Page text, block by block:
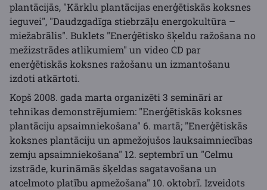
plantācijās, "Kārklu plantācijas enerģētiskās koksnes
ieguvei", "Daudzgadīga stiebrzāļu energokultūra –
miežabrālis". Buklets "Enerģētisko šķeldu ražošana no
mežizstrādes atlikumiem" un video CD par
enerģētiskās koksnes ražošanu un izmantošanu
izdoti atkārtoti.
Kopš 2008. gada marta organizēti 3 semināri ar
tehnikas demonstrējumiem: "Enerģētiskās koksnes
plantāciju apsaimniekošana" 6. martā; "Enerģētiskās
koksnes plantāciju un apmežojušos lauksaimniecības
zemju apsaimniekošana" 12. septembrī un "Celmu
izstrāde, kurināmās šķeldas sagatavošana un
atcelmoto platību apmežošana" 10. oktobrī. Izveidots